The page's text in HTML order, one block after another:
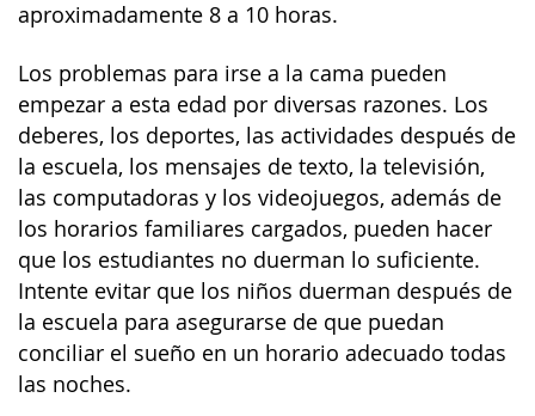
aproximadamente 8 a 10 horas.
Los problemas para irse a la cama pueden
empezar a esta edad por diversas razones. Los
deberes, los deportes, las actividades después de
la escuela, los mensajes de texto, la televisión,
las computadoras y los videojuegos, además de
los horarios familiares cargados, pueden hacer
que los estudiantes no duerman lo suficiente.
Intente evitar que los niños duerman después de
la escuela para asegurarse de que puedan
conciliar el sueño en un horario adecuado todas
las noches.